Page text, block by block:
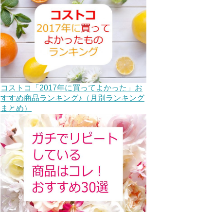
コストコ「2017年に買ってよかった」お
すすめ商品ランキング♪（月別ランキング
まとめ）